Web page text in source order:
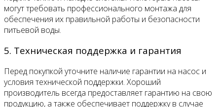
могут требовать профессионального монтажа для
обеспечения их правильной работы и безопасности
питьевой воды.
5. Техническая поддержка и гарантия
Перед покупкой уточните наличие гарантии на насос и
условия технической поддержки. Хороший
производитель всегда предоставляет гарантию на свою
продукцию, а также обеспечивает поддержку в случае